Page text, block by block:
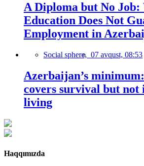
A Diploma but No Job:
Education Does Not
Employment in
Social sphere, 07 avqust, 08:53
Azerbaijan’s
covers survival but not
living
Haqqımızda